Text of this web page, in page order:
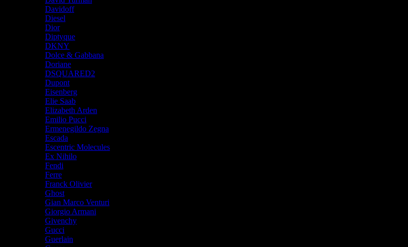
Davidoff
Diesel
Dior
Diptyque
DKNY
Dolce & Gabbana
Doriane
DSQUARED2
Dupont
Eisenberg
Elie Saab
Elizabeth Arden
Emilio Pucci
Ermenegildo Zegna
Escada
Escentric Molecules
Ex Nihilo
Fendi
Ferre
Franck Olivier
Ghost
Gian Marco Venturi
Giorgio Armani
Givenchy
Gucci
Guerlain